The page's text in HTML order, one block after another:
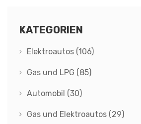
KATEGORIEN
Elektroautos (106)
Gas und LPG (85)
Automobil (30)
Gas und Elektroautos (29)